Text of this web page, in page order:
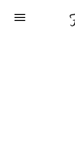
Växla